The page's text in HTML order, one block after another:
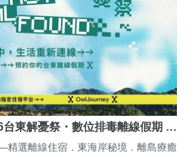
台東解憂祭・數位排毒離線假期 …
選離線住宿．東海岸秘境．離島療癒